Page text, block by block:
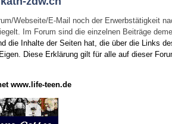
Webseite/E-Mail noch der Erwerbstätigkeit
Im Forum sind die einzelnen Beiträge
die Inhalte der Seiten hat, die über die Links
Diese Erklärung gilt für alle auf dieser
www.life-teen.de